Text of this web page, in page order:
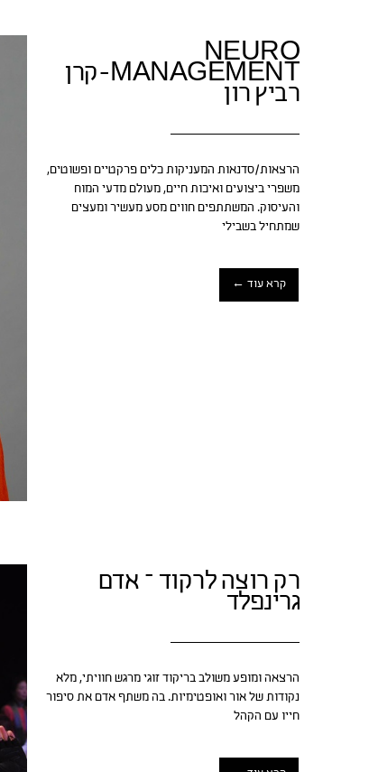
NEURO
MANAGEMENT-קרן
רביץ רון
הרצאות/סדנאות המעניקות כלים פרקטיים ופשוטים,
משפרי ביצועים ואיכות חיים, מעולם מדעי המוח
והעיסוק. המשתתפים חווים מסע מעשיר ומעצים
שמתחיל בשבילי
קרא עוד ←
רק רוצה לרקוד – אדם
גרינפלד
הרצאה ומופע משולב בריקוד זוגי מרגש חוויתי, מלא
נקודות של אור ואופטימיות. בה משתף אדם את סיפור
חייו עם הקהל